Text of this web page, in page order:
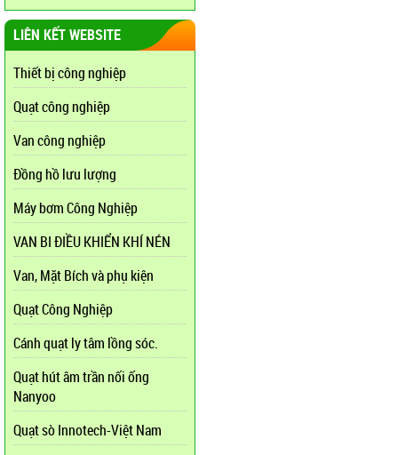
LIÊN KẾT WEBSITE
Thiết bị công nghiệp
Quạt công nghiệp
Van công nghiệp
Đồng hồ lưu lượng
Máy bơm Công Nghiệp
VAN BI ĐIỀU KHIỂN KHÍ NÉN
Van, Mặt Bích và phụ kiện
Quạt Công Nghiệp
Cánh quạt ly tâm lồng sóc.
Quạt hút âm trần nối ống
Nanyoo
Quạt sò Innotech-Việt Nam